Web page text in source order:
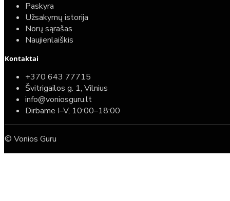
Paskyra
Užsakymų istorija
Norų sąrašas
Naujienlaiškis
Kontaktai
+370 643 77715
Švitrigailos g. 1, Vilnius
info@voniosguru.lt
Dirbame I–V, 10:00–18:00
© Vonios Guru